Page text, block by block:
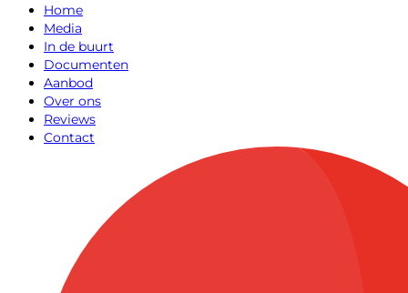
Home
Media
In de buurt
Documenten
Aanbod
Over ons
Reviews
Contact